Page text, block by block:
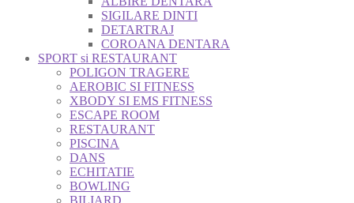
SIGILARE DINTI
DETARTRAJ
COROANA DENTARA
SPORT si RESTAURANT
POLIGON TRAGERE
AEROBIC SI FITNESS
XBODY SI EMS FITNESS
ESCAPE ROOM
RESTAURANT
PISCINA
DANS
ECHITATIE
BOWLING